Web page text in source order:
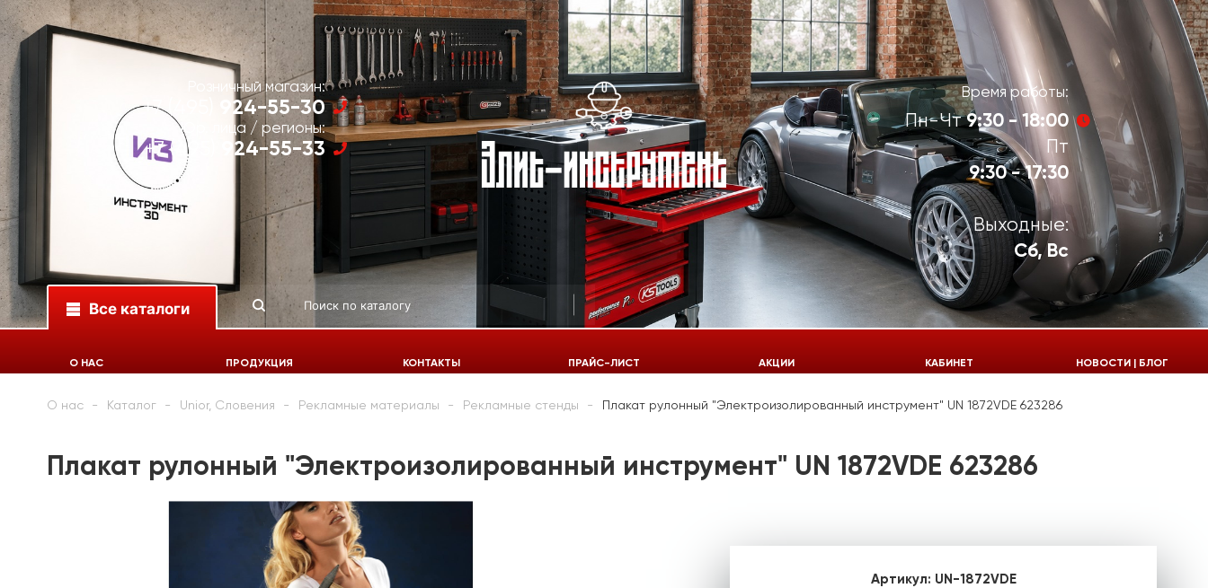
Розничный магазин:
+7 (495) 924-55-30
Юр. лица / регионы:
+7 (495) 924-55-33
Время работы:
Пн-Чт9:30 - 18:00
Пт
9:30 - 17:30
Выходные:
Сб, Вс
Все каталоги
924-55-33
О НАС ПРОДУКЦИЯ КОНТАКТЫ ПРАЙС-ЛИСТ АКЦИИ КАБИНЕТ НОВОСТИ | БЛОГ
О нас Каталог Unior, Словения Рекламные материалы Рекламные стенды Плакат рулонный "Электроизолированный инструмент" UN 1872VDE 623286
Плакат рулонный "Электроизолированный инструмент" UN 1872VDE 623286
Артикул: UN-1872VDE